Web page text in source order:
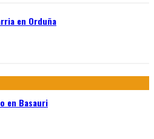
en Orduña
en Basauri